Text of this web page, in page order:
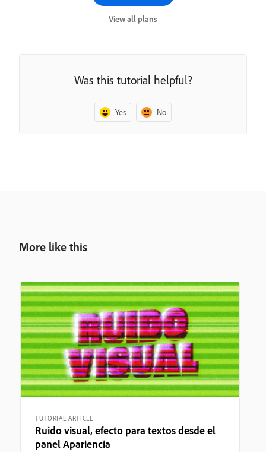
View all plans
Was this tutorial helpful?
Yes No
More like this
TUTORIAL ARTICLE
Ruido visual, efecto para textos desde el
panel Apariencia